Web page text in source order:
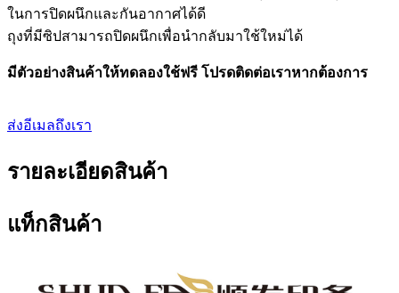
ในการปิดผนึกและกันอากาศได้ดี
ถุงที่มีซิปสามารถปิดผนึกเพื่อนำกลับมาใช้ใหม่ได้
มีตัวอย่างสินค้าให้ทดลองใช้ฟรี โปรดติดต่อเราหากต้องการ
ส่งอีเมลถึงเรา
รายละเอียดสินค้า
แท็กสินค้า